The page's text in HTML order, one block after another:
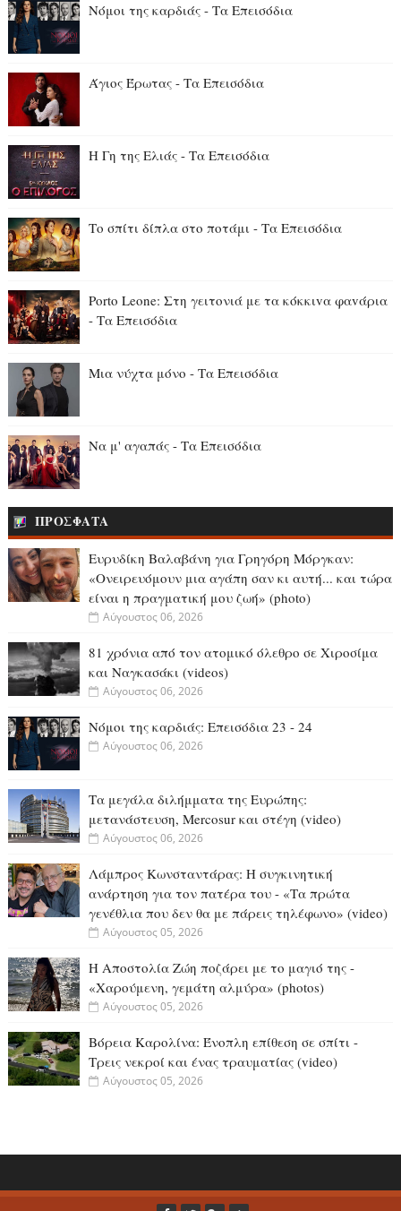
Νόμοι της καρδιάς - Τα Επεισόδια
Άγιος Έρωτας - Τα Επεισόδια
Η Γη της Ελιάς - Τα Επεισόδια
Το σπίτι δίπλα στο ποτάμι - Τα Επεισόδια
Porto Leone: Στη γειτονιά με τα κόκκιvα φαvάρια
- Τα Επεισόδια
Μια νύχτα μόνο - Τα Επεισόδια
Να μ' αγαπάς - Τα Επεισόδια
ΠΡΟΣΦΑΤΑ
Ευρυδίκη Βαλαβάνη για Γρηγόρη Μόργκαν:
«Oνειρευόμουν μια αγάπη σαν κι αυτή... και τώρα
είναι η πραγματική μου ζωή» (photo)
Αύγουστος 06, 2026
81 χρόνια από τον ατομικό όλεθρο σε Χιροσίμα
και Ναγκασάκι (videos)
Αύγουστος 06, 2026
Νόμοι της καρδιάς: Επεισόδια 23 - 24
Αύγουστος 06, 2026
Τα μεγάλα διλήμματα της Ευρώπης:
μετανάστευση, Mercosur και στέγη (video)
Αύγουστος 06, 2026
Λάμπρος Κωνσταντάρας: H συγκινητική
ανάρτηση για τον πατέρα του - «Τα πρώτα
γενέθλια που δεν θα με πάρεις τηλέφωνο» (video)
Αύγουστος 05, 2026
Η Αποστολία Ζώη ποζάρει με το μαγιό της -
«Χαρούμενη, γεμάτη αλμύρα» (photos)
Αύγουστος 05, 2026
Βόρεια Καρολίνα: Ένοπλη επίθεση σε σπίτι -
Τρεις νεκροί και ένας τραυματίας (video)
Αύγουστος 05, 2026